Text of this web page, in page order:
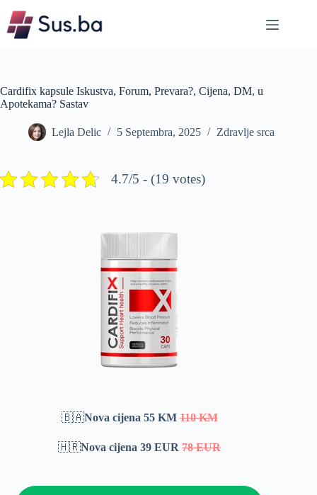
content
Cardifix kapsule Iskustva, Forum, Prevara?, Cijena, DM, u
Apotekama? Sastav
Lejla Delic 5 Septembra, 2025 Zdravlje srca
4.7/5 - (19 votes)
🇧🇦Nova cijena 55 KM110 KM
🇭🇷Nova cijena 39 EUR78 EUR